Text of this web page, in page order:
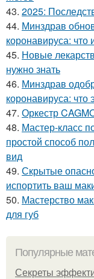
43. 2025:
44. Минздрав
коронавируса: что
45. Новые
нужно знать
46. Минздрав
коронавируса: что
47. Оркестр
48. Мастер-класс
простой способ
вид
49. Скрытые
испортить ваш
50. Мастерство
для губ
Популярные
Секреты